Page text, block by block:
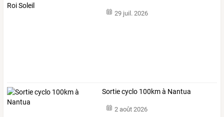
29 juil. 2026
Sortie cyclo 100km à Nantua
2 août 2026